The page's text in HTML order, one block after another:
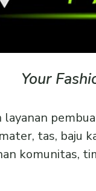
Your
layanan
tas, baju
komunitas,